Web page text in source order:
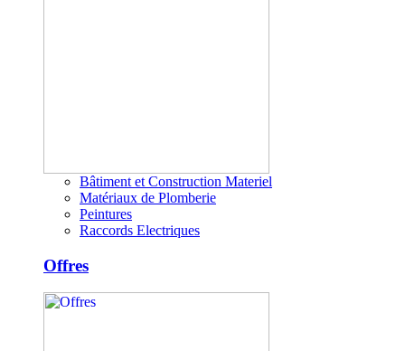
Bâtiment et Construction Materiel
Matériaux de Plomberie
Peintures
Raccords Electriques
Offres